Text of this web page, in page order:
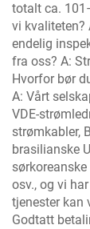
totalt ca.
vi kvaliteten?
endelig
fra oss? A:
Hvorfor bør
A: Vårt
VDE-
strømkabler,
brasilianske
osv., og vi
tjenester kan
Godtatt